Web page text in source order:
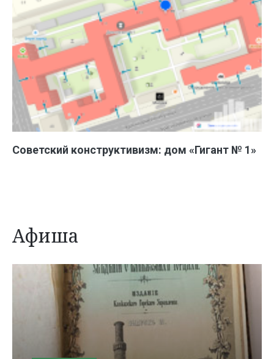
Советский конструктивизм: дом «Гигант № 1»
Афиша